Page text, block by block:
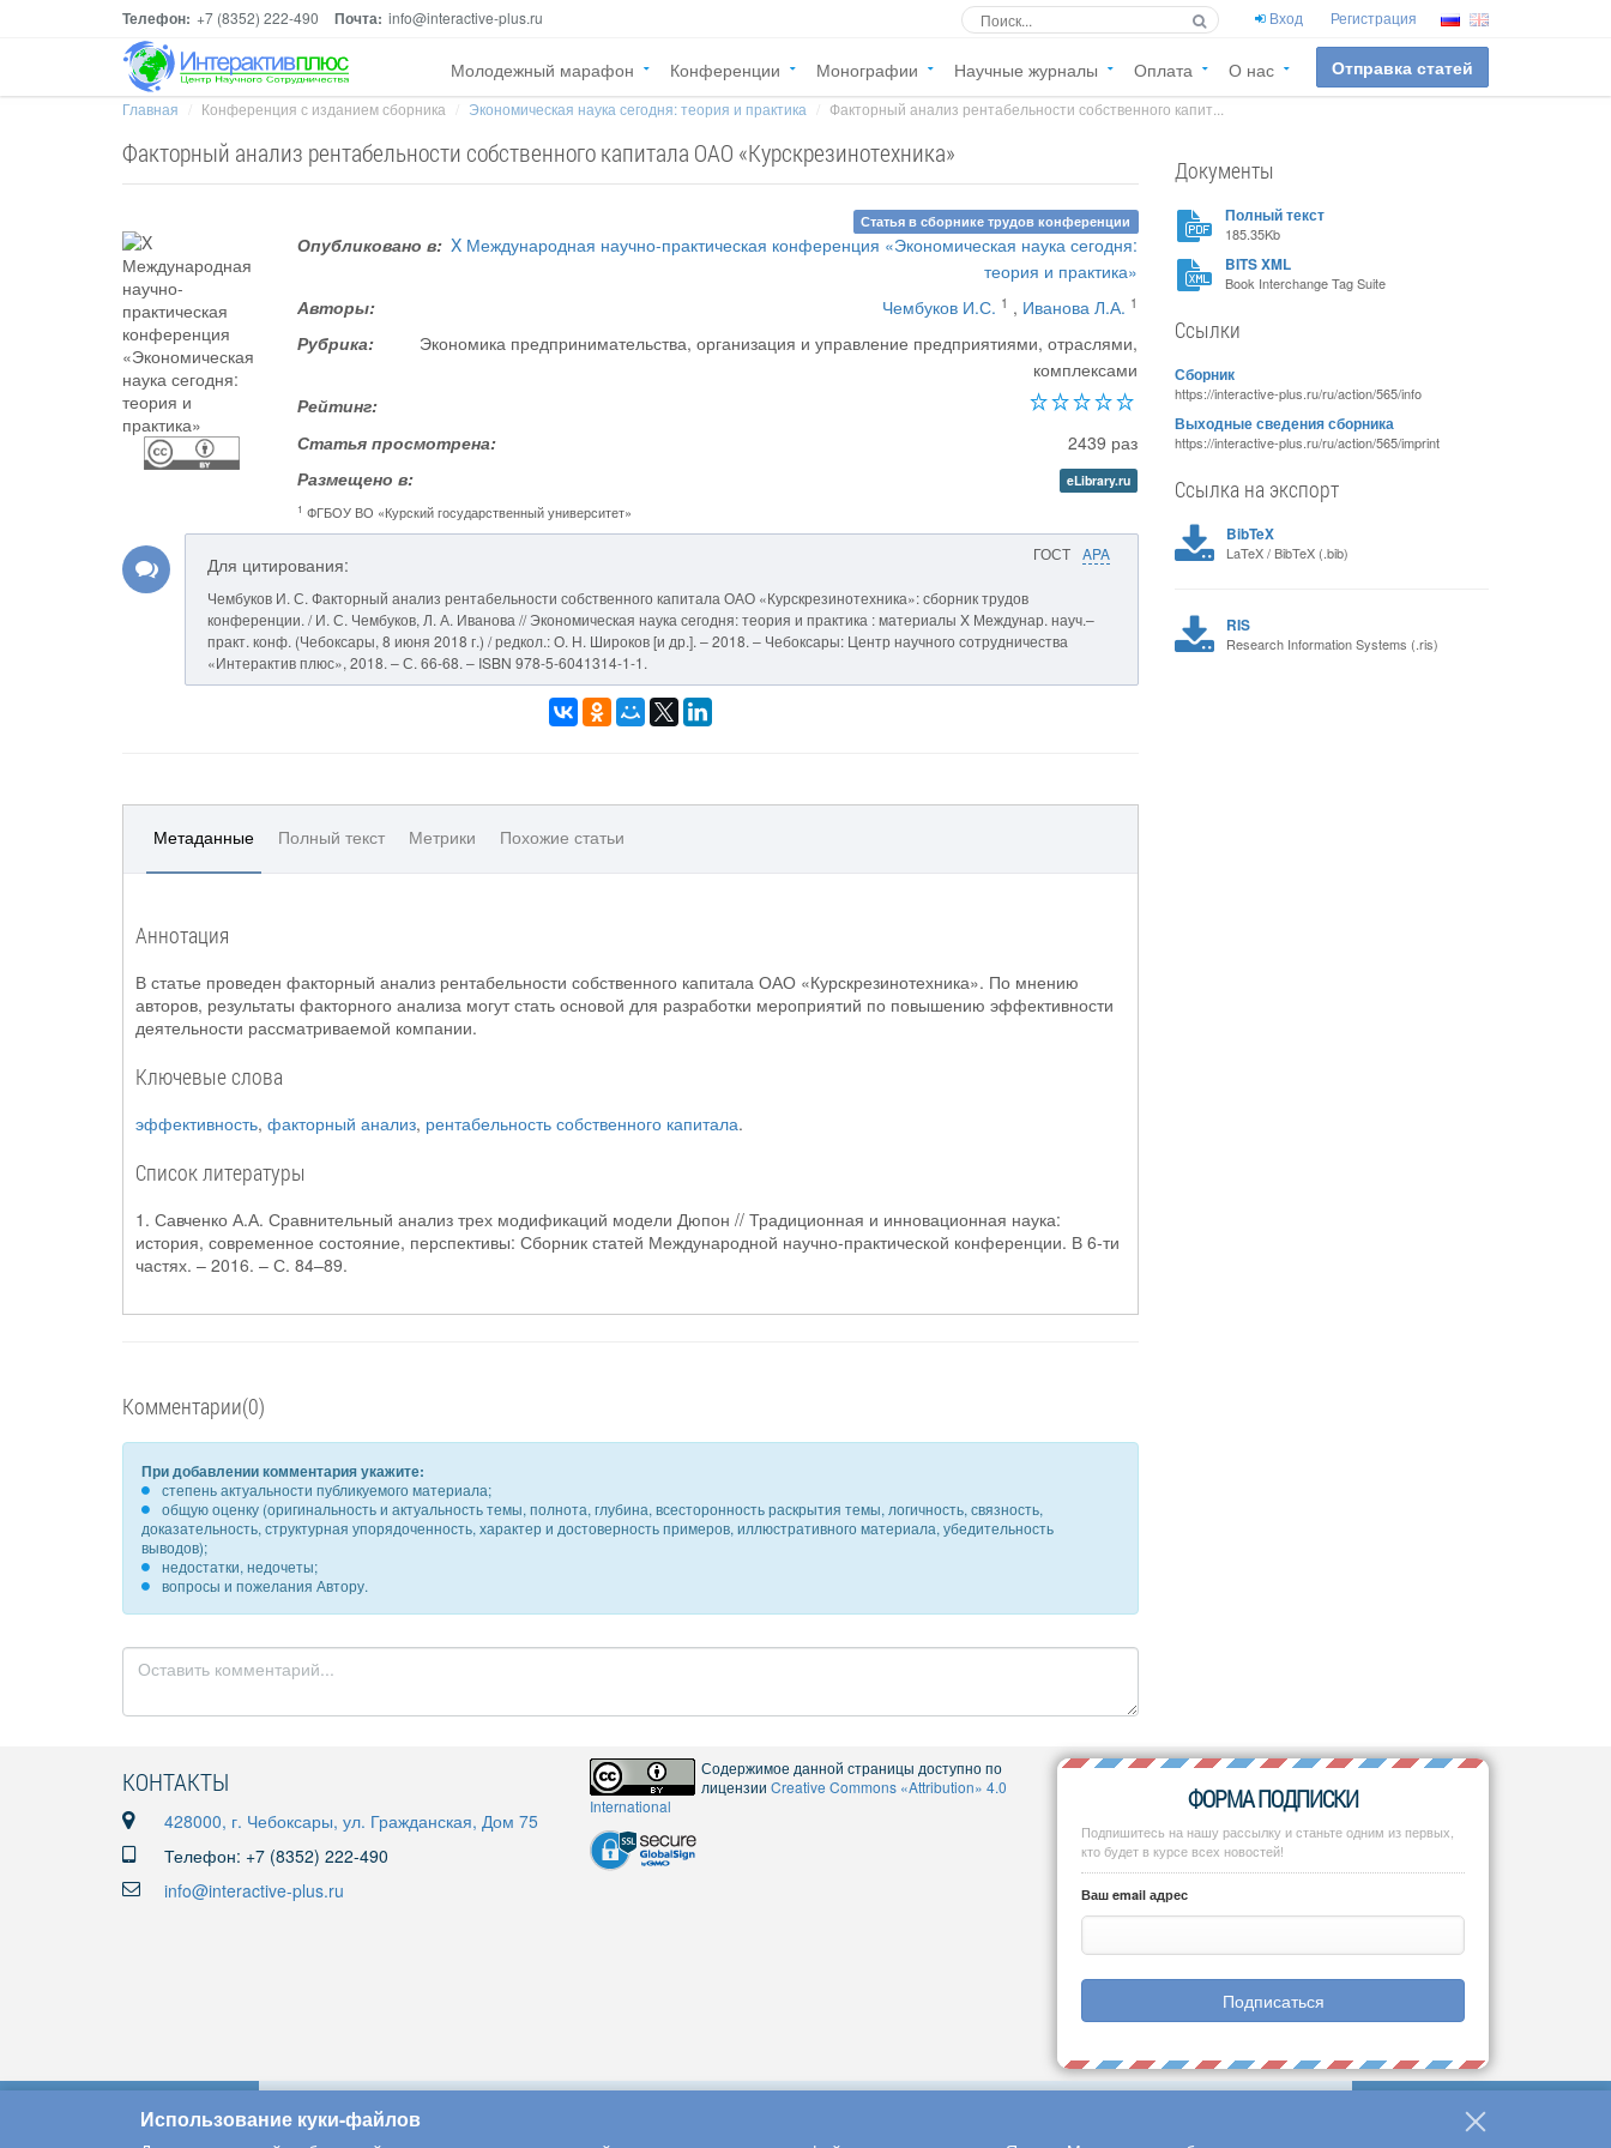
Телефон: +7 (8352) 222-490 Почта: info@interactive-plus.ru Вход Регистрация
Молодежный марафон Конференции Монографии Научные журналы Оплата О нас Отправка статей
Главная Конференция с изданием сборника Экономическая наука сегодня: теория и практика Факторный анализ рентабельности собственного капит...
Факторный анализ рентабельности собственного капитала ОАО «Курскрезинотехника»
Статья в сборнике трудов конференции
Опубликовано в: X Международная научно-практическая конференция «Экономическая наука сегодня:
теория и практика»
Авторы:
Чембуков И.С. 1 , Иванова Л.А. 1
Рубрика:
Экономика предпринимательства, организация и управление предприятиями, отраслями,
комплексами
Рейтинг:
Статья просмотрена:
2439 раз
Размещено в:
eLibrary.ru
1 ФГБОУ ВО «Курский государственный университет»
ГОСТ APA
Для цитирования:
Чембуков И. С. Факторный анализ рентабельности собственного капитала ОАО «Курскрезинотехника»: сборник трудов
конференции. / И. С. Чембуков, Л. А. Иванова // Экономическая наука сегодня: теория и практика : материалы X Междунар. науч.–
практ. конф. (Чебоксары, 8 июня 2018 г.) / редкол.: О. Н. Широков [и др.]. – 2018. – Чебоксары: Центр научного сотрудничества
«Интерактив плюс», 2018. – С. 66-68. – ISBN 978-5-6041314-1-1.
Метаданные Полный текст Метрики Похожие статьи
Аннотация
В статье проведен факторный анализ рентабельности собственного капитала ОАО «Курскрезинотехника». По мнению
авторов, результаты факторного анализа могут стать основой для разработки мероприятий по повышению эффективности
деятельности рассматриваемой компании.
Ключевые слова
эффективность, факторный анализ, рентабельность собственного капитала.
Список литературы
1. Савченко А.А. Сравнительный анализ трех модификаций модели Дюпон // Традиционная и инновационная наука:
история, современное состояние, перспективы: Сборник статей Международной научно-практической конференции. В 6-ти
частях. – 2016. – С. 84–89.
Комментарии(0)
При добавлении комментария укажите:
степень актуальности публикуемого материала;
общую оценку (оригинальность и актуальность темы, полнота, глубина, всесторонность раскрытия темы, логичность, связность,
доказательность, структурная упорядоченность, характер и достоверность примеров, иллюстративного материала, убедительность
выводов);
недостатки, недочеты;
вопросы и пожелания Автору.
Документы
Полный текст
185.35Kb
BITS XML
Book Interchange Tag Suite
Ссылки
Сборник
https://interactive-plus.ru/ru/action/565/info
Выходные сведения сборника
https://interactive-plus.ru/ru/action/565/imprint
Ссылка на экспорт
BibTeX
LaTeX / BibTeX (.bib)
RIS
Research Information Systems (.ris)
КОНТАКТЫ
428000, г. Чебоксары, ул. Гражданская, Дом 75
Телефон: +7 (8352) 222-490
info@interactive-plus.ru
Содержимое данной страницы доступно по
лицензии Creative Commons «Attribution» 4.0
International
ФОРМА ПОДПИСКИ
Подпишитесь на нашу рассылку и станьте одним из первых,
кто будет в курсе всех новостей!
Ваш email адрес
Подписаться
Использование куки-файлов